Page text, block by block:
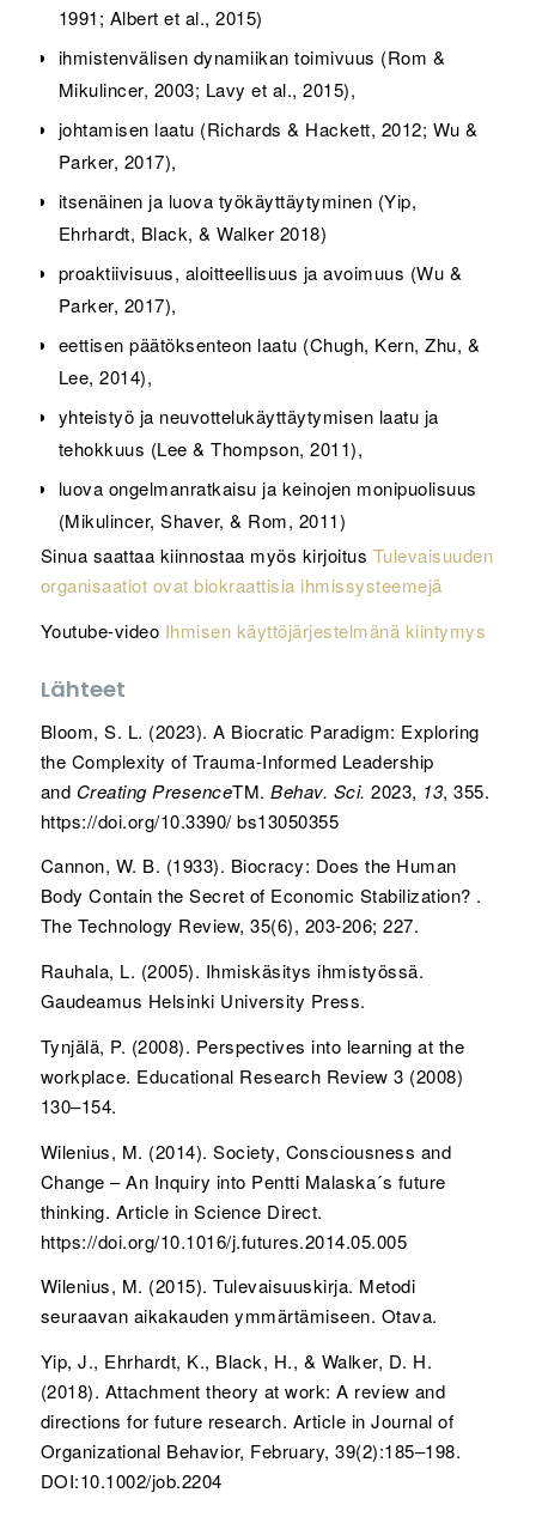
1991; Albert et al., 2015)
ihmistenvälisen dynamiikan toimivuus (Rom &
Mikulincer, 2003; Lavy et al., 2015),
johtamisen laatu (Richards & Hackett, 2012; Wu &
Parker, 2017),
itsenäinen ja luova työkäyttäytyminen (Yip,
Ehrhardt, Black, & Walker 2018)
proaktiivisuus, aloitteellisuus ja avoimuus (Wu &
Parker, 2017),
eettisen päätöksenteon laatu (Chugh, Kern, Zhu, &
Lee, 2014),
yhteistyö ja neuvottelukäyttäytymisen laatu ja
tehokkuus (Lee & Thompson, 2011),
luova ongelmanratkaisu ja keinojen monipuolisuus
(Mikulincer, Shaver, & Rom, 2011)
Sinua saattaa kiinnostaa myös kirjoitus Tulevaisuuden
organisaatiot ovat biokraattisia ihmissysteemejä
Youtube-video Ihmisen käyttöjärjestelmänä kiintymys
Lähteet
Bloom, S. L. (2023). A Biocratic Paradigm: Exploring
the Complexity of Trauma-Informed Leadership
and Creating PresenceTM.Behav. Sci.2023, 13, 355.
https://doi.org/10.3390/ bs13050355
Cannon, W. B. (1933). Biocracy: Does the Human
Body Contain the Secret of Economic Stabilization? .
The Technology Review, 35(6), 203-206; 227.
Rauhala, L. (2005). Ihmiskäsitys ihmistyössä.
Gaudeamus Helsinki University Press.
Tynjälä, P. (2008). Perspectives into learning at the
workplace. Educational Research Review 3 (2008)
130–154.
Wilenius, M. (2014). Society, Consciousness and
Change – An Inquiry into Pentti Malaska´s future
thinking. Article in Science Direct.
https://doi.org/10.1016/j.futures.2014.05.005
Wilenius, M. (2015). Tulevaisuuskirja. Metodi
seuraavan aikakauden ymmärtämiseen. Otava.
Yip, J., Ehrhardt, K., Black, H., & Walker, D. H.
(2018). Attachment theory at work: A review and
directions for future research. Article in Journal of
Organizational Behavior, February, 39(2):185–198.
DOI:10.1002/job.2204